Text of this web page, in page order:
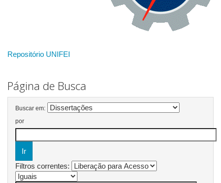
Repositório UNIFEI
Página de Busca
Buscar em:
por
Filtros correntes: